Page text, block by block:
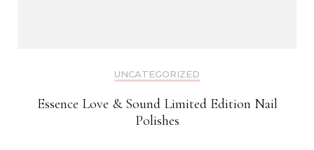
UNCATEGORIZED
Essence Love & Sound Limited Edition Nail
Polishes